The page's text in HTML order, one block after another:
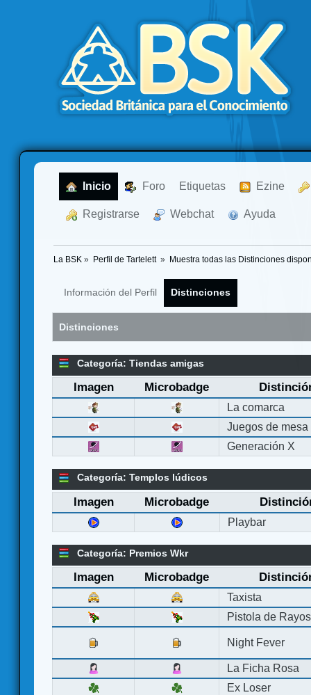
Inicio Foro Etiquetas Ezine
Registrarse Webchat Ayuda
La BSK » Perfil de Tartelett » Muestra todas las Distinciones
Información del Perfil Distinciones
Distinciones
Categoría: Tiendas amigas
Imagen Microbadge
La comarca
Juegos de mesa
Generación X
Categoría: Templos lúdicos
Imagen Microbadge
Playbar
Categoría: Premios Wkr
Imagen Microbadge
Taxista
Pistola de Rayos
Night Fever
La Ficha Rosa
Ex Loser